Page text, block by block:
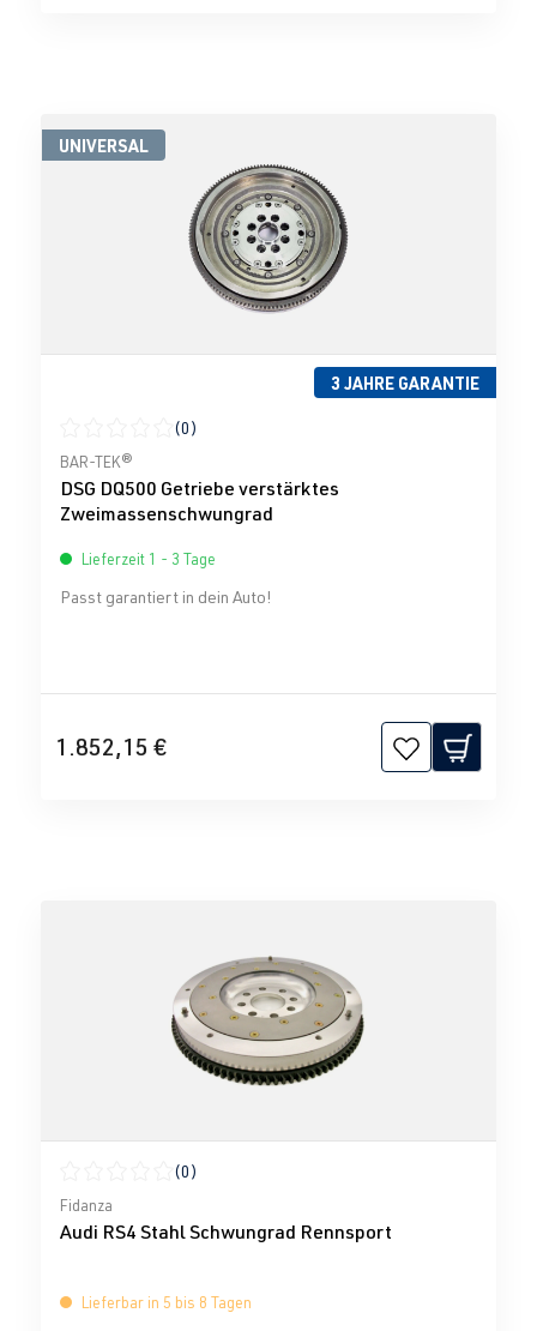
UNIVERSAL
3 JAHRE GARANTIE
Durchschnittliche Bewertung von 0 von 5 Sternen
(0)
BAR-TEK®
DSG DQ500 Getriebe verstärktes
Zweimassenschwungrad
Lieferzeit 1 - 3 Tage
Passt garantiert in dein Auto!
1.852,15 €
Durchschnittliche Bewertung von 0 von 5 Sternen
(0)
Fidanza
Audi RS4 Stahl Schwungrad Rennsport
Lieferbar in 5 bis 8 Tagen